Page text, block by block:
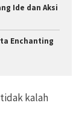
Ide dan Aksi
Enchanting
kalah